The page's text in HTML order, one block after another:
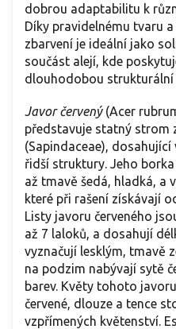
dobrou adaptabilitu k
Díky pravidelnému tvaru
zbarvení je ideální jako
součást alejí, kde
dlouhodobou
Javor červený(Acer
představuje statný strom
(Sapindaceae),
řidší struktury. Jeho
až tmavě šedá, hladká, a
které při rašení získávají
Listy javoru červeného
až 7 laloků, a dosahují
vyznačují lesklým, tmavě
na podzim nabývají sytě
barev. Květy tohoto
červené, dlouze a tence
vzpřímených květenství.